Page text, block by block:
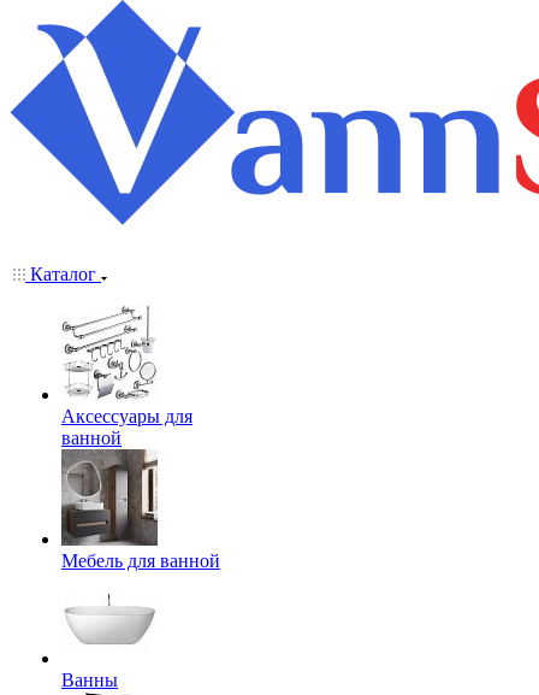
Каталог
Аксессуары для
ванной
Мебель для ванной
Ванны